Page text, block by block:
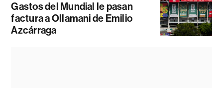
Gastos del Mundial le pasan
factura a Ollamani de Emilio
Azcárraga